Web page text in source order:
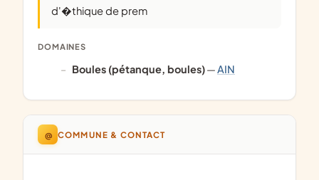
d'�thique de prem
DOMAINES
Boules (pétanque, boules)—AIN
@ COMMUNE & CONTACT